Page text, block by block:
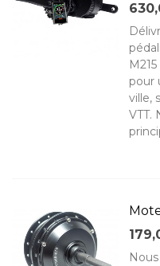
pour
ville,
VTT.